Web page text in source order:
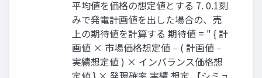
平均値を価格の想定値とする 7. 0.1刻
みで発電計画値を出した場合の、売
上の期待値を計算する 期待値 = " { 計
画値 × 市場価格想定値 ‒ ( 計画値 ‒
実績想定値 ) × インバランス価格想